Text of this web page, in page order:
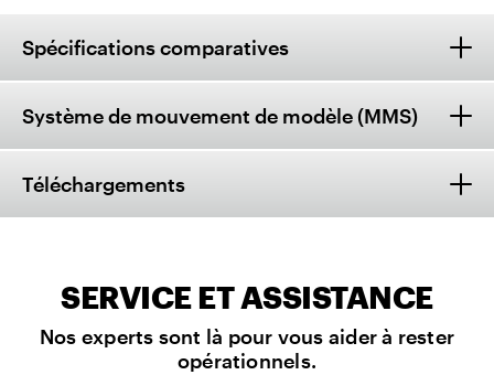
Spécifications comparatives
Système de mouvement de modèle (MMS)
Téléchargements
SERVICE ET ASSISTANCE
Nos experts sont là pour vous aider à rester
opérationnels.